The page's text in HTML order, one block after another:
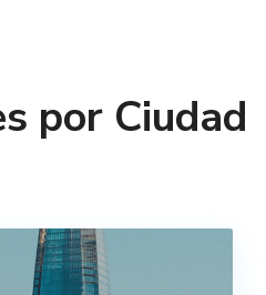
por Ciudad